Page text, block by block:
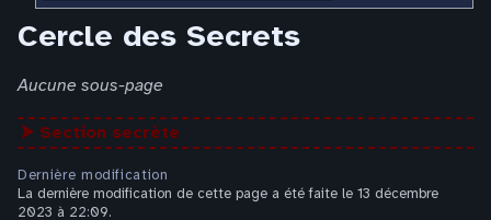
Cercle des Secrets
Aucune sous-page
⮞ Section secrète
Dernière modification
La dernière modification de cette page a été faite le 13 décembre
2023 à 22:09.